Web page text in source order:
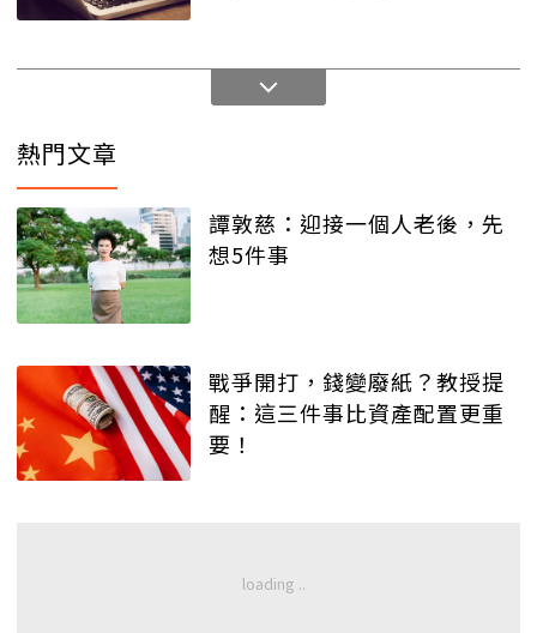
熱門文章
譚敦慈：迎接一個人老後，先
想5件事
戰爭開打，錢變廢紙？教授提
醒：這三件事比資產配置更重
要！